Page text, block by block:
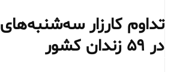
تداوم کارزار
در ۵۹ زندان کشور